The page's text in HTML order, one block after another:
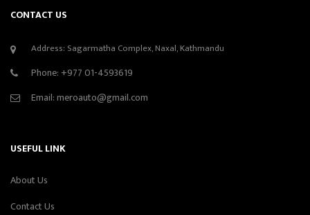
CONTACT US
Address: Sagarmatha Complex, Naxal, Kathmandu
Phone: +977 01-4593619
Email:meroauto@gmail.com
USEFUL LINK
About Us
Contact Us